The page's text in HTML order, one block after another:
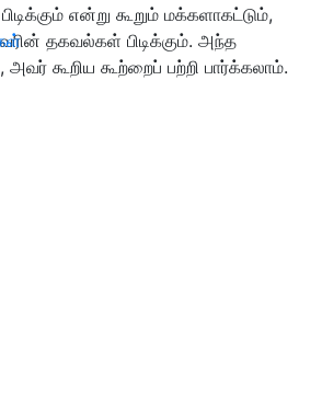
என்று கூறும் மக்களாகட்டும்,
தகவல்கள் பிடிக்கும். அந்த
கூறிய கூற்றைப் பற்றி பார்க்கலாம்.